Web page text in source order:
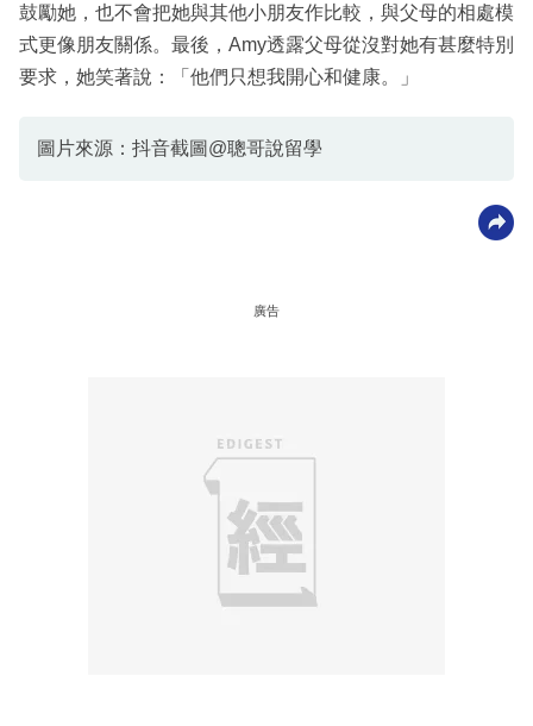
鼓勵她，也不會把她與其他小朋友作比較，與父母的相處模
式更像朋友關係。最後，Amy透露父母從沒對她有甚麼特別
要求，她笑著說：「他們只想我開心和健康。」
圖片來源：抖音截圖@聰哥說留學
廣告